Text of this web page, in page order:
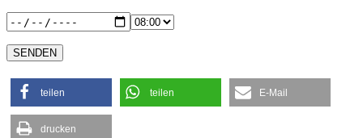
teilen teilen E-Mail
drucken